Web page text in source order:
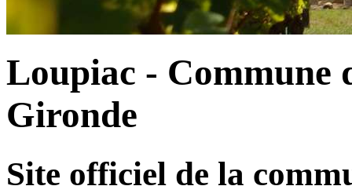
Loupiac - Commune
Gironde
Site officiel de la